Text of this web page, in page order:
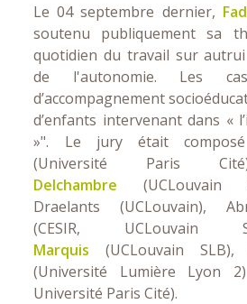
Le 04 septembre dernier,
soutenu publiquement sa
quotidien du travail sur
de l'autonomie. Les
d’accompagnement
d’enfants intervenant dans «
»". Le jury était
(Université Paris
Delchambre(UCLouvain
Draelants (UCLouvain),
(CESIR,
Marquis(UCLouvain
(Université Lumière Lyon
Université Paris Cité).